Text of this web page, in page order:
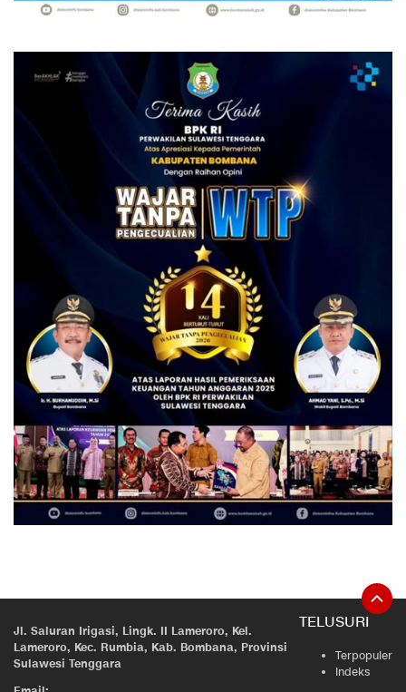
Jl. Saluran Irigasi, Lingk. II Lameroro, Kel.
Lameroro, Kec. Rumbia, Kab. Bombana, Provinsi
Sulawesi Tenggara
TELUSURI
Terpopuler
Indeks